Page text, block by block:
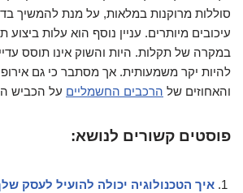
סוללות מרוקנות במלאות, על מנת להמשיך
עיכובים מיותרים. עניין נוסף הוא עלות ביצוע
במקרה של תקלות. היות והשוק אינו תוסס
להיות יקר משמעותית. אך מסתבר כי גם
והאחוזים של הרכבים החשמליים על הכביש
פוסטים קשורים לנושא:
איך הטכנולוגיה יכולה להועיל לעסק